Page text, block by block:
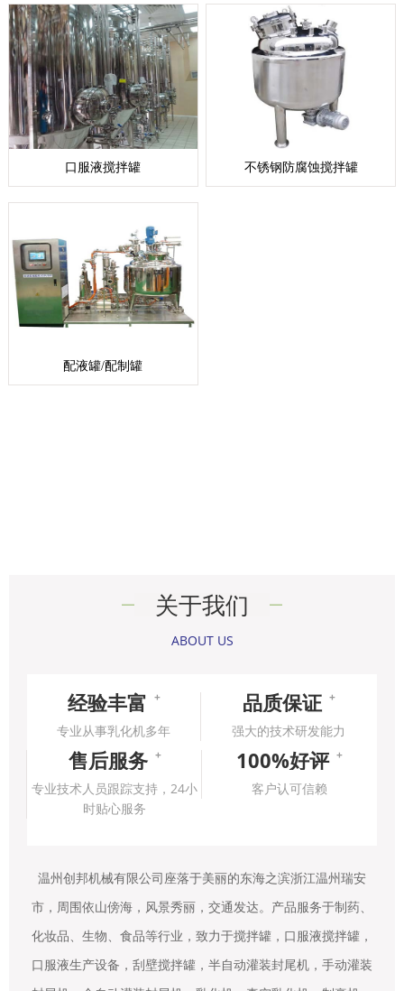
口服液搅拌罐 不锈钢防腐蚀搅拌罐
配液罐/配制罐
关于我们
ABOUT US
经验丰富 +
专业从事乳化机多年
品质保证 +
强大的技术研发能力
售后服务 +
专业技术人员跟踪支持，24小
时贴心服务
100%好评 +
客户认可信赖
温州创邦机械有限公司座落于美丽的东海之滨浙江温州瑞安
市，周围依山傍海，风景秀丽，交通发达。产品服务于制药、
化妆品、生物、食品等行业，致力于搅拌罐，口服液搅拌罐，
口服液生产设备，刮壁搅拌罐，半自动灌装封尾机，手动灌装